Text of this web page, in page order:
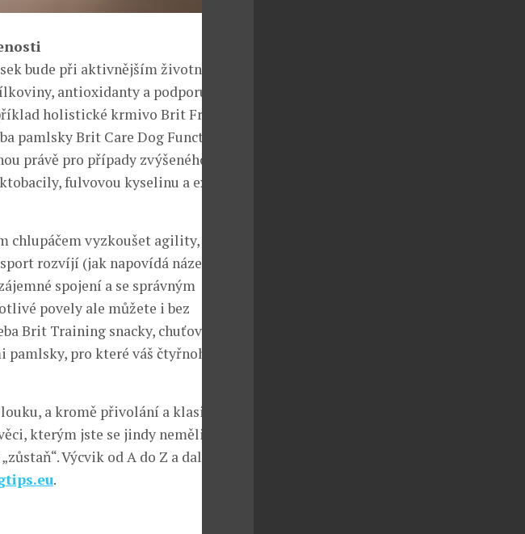
bude při aktivnějším životním
antioxidanty a podporu
holistické krmivo Brit Fresh,
pamlsky Brit Care Dog Functional
právě pro případy zvýšeného
fulvovou kyselinu a extrakt z
chlupáčem vyzkoušet agility, tedy
rozvíjí (jak napovídá název) nejen
spojení a se správným
povely ale můžete i bez
Brit Training snacky, chuťově
pro které váš čtyřnohý
a kromě přivolání a klasických
kterým jste se jindy neměli čas
Výcvik od A do Z a další
.